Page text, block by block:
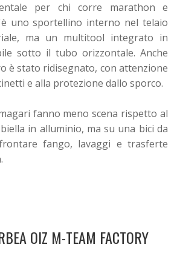
per chi corre marathon e
uno sportellino interno nel telaio
ma un multitool integrato in
sotto il tubo orizzontale. Anche
è stato ridisegnato, con attenzione
e alla protezione dallo sporco.
fanno meno scena rispetto al
in alluminio, ma su una bici da
fango, lavaggi e trasferte
OIZ M-TEAM FACTORY